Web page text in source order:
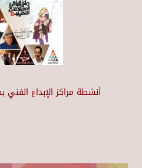
أنشطة مراكز الإبداع الفني